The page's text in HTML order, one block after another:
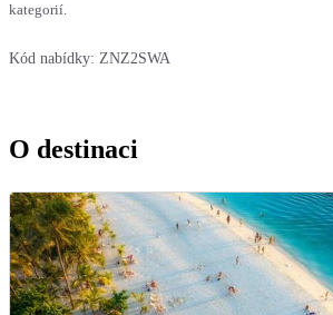
kategorií.
Kód nabídky: ZNZ2SWA
O destinaci